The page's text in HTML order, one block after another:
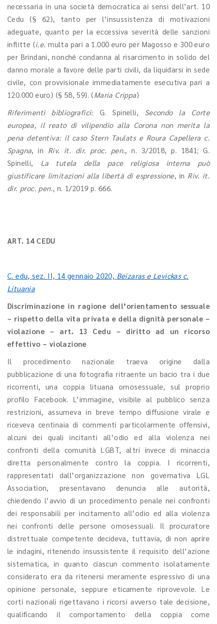
necessaria in una società democratica ai sensi dell’art. 10
Cedu (§ 62), tanto per l’insussistenza di motivazioni
adeguate, quanto per la eccessiva severità delle sanzioni
inflitte (i.e.multa pari a 1.000 euro per Magosso e 300 euro
per Brindani, nonché condanna al risarcimento in solido del
danno morale a favore delle parti civili, da liquidarsi in sede
civile, con provvisionale immediatamente esecutiva pari a
120.000 euro) (§ 58, 59). (Maria Crippa)
Riferimenti bibliografici: G. Spinelli, Secondo la Corte
europea, il reato di vilipendio alla Corona non merita la
pena detentiva: il caso Stern Taulats e Roura Capellera c.
Spagna, in Riv. it. dir. proc. pen., n. 3/2018, p. 1841; G.
Spinelli, La tutela della pace religiosa interna può
giustificare limitazioni alla libertà di espressione, in Riv. it.
dir. proc. pen., n. 1/2019 p. 666.
ART. 14 CEDU
C. edu, sez. II, 14 gennaio 2020, Beizaras e Levickas c.
Lituania
Discriminazione in ragione dell’orientamento sessuale
– rispetto della vita privata e della dignità personale –
violazione – art. 13 Cedu – diritto ad un ricorso
effettivo – violazione
Il procedimento nazionale traeva origine dalla
pubblicazione di una fotografia ritraente un bacio tra i due
ricorrenti, una coppia lituana omosessuale, sul proprio
profilo Facebook. L’immagine, visibile al pubblico senza
restrizioni, assumeva in breve tempo diffusione virale e
riceveva centinaia di commenti particolarmente offensivi,
alcuni dei quali incitanti all’odio ed alla violenza nei
confronti della comunità LGBT, altri invece di minaccia
diretta personalmente contro la coppia. I ricorrenti,
rappresentati dall’organizzazione non governativa LGL
Association, presentavano denuncia alle autorità,
chiedendo l’avvio di un procedimento penale nei confronti
dei responsabili per incitamento all’odio ed alla violenza
nei confronti delle persone omosessuali. Il procuratore
distrettuale competente decideva, tuttavia, di non aprire
le indagini, ritenendo insussistente il requisito dell’azione
sistematica, in quanto ciascun commento isolatamente
considerato era da ritenersi meramente espressivo di una
opinione personale, seppure eticamente riprovevole. Le
corti nazionali rigettavano i ricorsi avverso tale decisione,
qualificando il comportamento della coppia come